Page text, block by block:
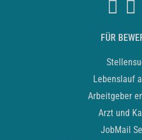
FÜR
Lebenslauf
Arbeitgeber
Arzt und
JobMail